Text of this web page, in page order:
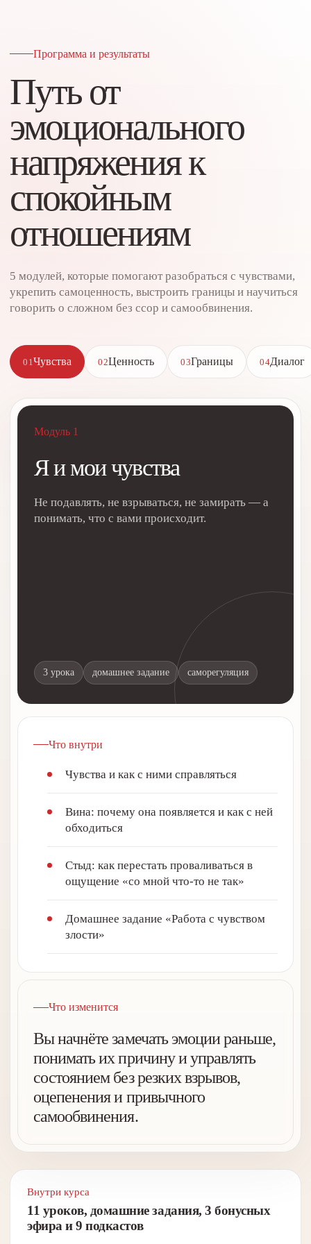
Программа и результаты
Путь от
эмоционального
напряжения к
спокойным
отношениям
5 модулей, которые помогают разобраться с чувствами,
укрепить самоценность, выстроить границы и научиться
говорить о сложном без ссор и самообвинения.
01Чувства 02Ценность 03Границы 04Диалог
Модуль 1
Я и мои чувства
Не подавлять, не взрываться, не замирать — а
понимать, что с вами происходит.
3 урока домашнее задание саморегуляция
Что внутри
Чувства и как с ними справляться
Вина: почему она появляется и как с ней
обходиться
Стыд: как перестать проваливаться в
ощущение «со мной что-то не так»
Домашнее задание «Работа с чувством
злости»
Что изменится
Вы начнёте замечать эмоции раньше,
понимать их причину и управлять
состоянием без резких взрывов,
оцепенения и привычного
самообвинения.
Внутри курса
11 уроков, домашние задания, 3 бонусных
эфира и 9 подкастов